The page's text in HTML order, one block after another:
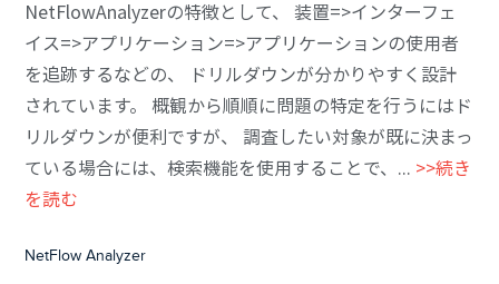
NetFlowAnalyzerの特徴として、 装置=>インターフェ
イス=>アプリケーション=>アプリケーションの使用者
を追跡するなどの、 ドリルダウンが分かりやすく設計
されています。 概観から順順に問題の特定を行うにはド
リルダウンが便利ですが、 調査したい対象が既に決まっ
ている場合には、検索機能を使用することで、... >>続き
を読む
NetFlow Analyzer